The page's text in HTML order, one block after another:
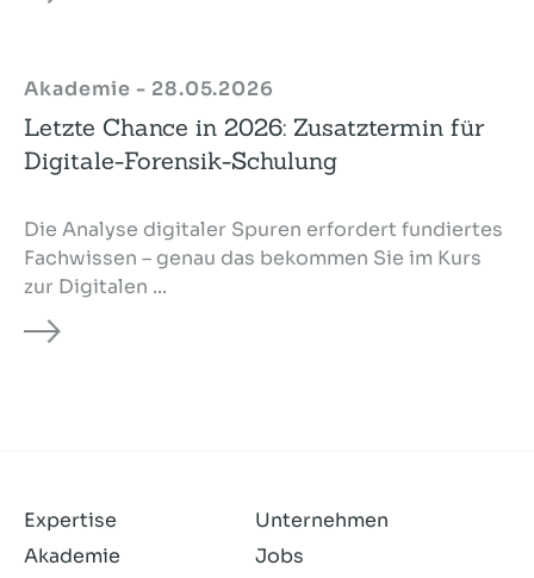
Akademie - 28.05.2026
Letzte Chance in 2026: Zusatztermin für
Digitale-Forensik-Schulung
Die Analyse digitaler Spuren erfordert fundiertes
Fachwissen – genau das bekommen Sie im Kurs
zur Digitalen ...
Expertise
Akademie
Unternehmen
Jobs